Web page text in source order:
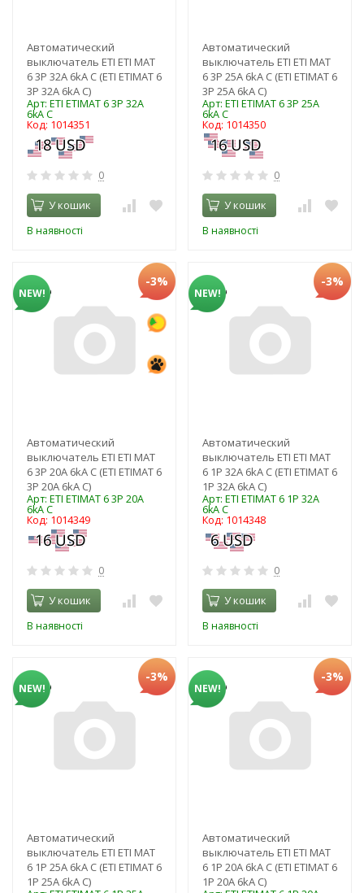
Автоматический
выключатель ETI ЕТІ MAT
6 3Р 32А 6kA C (ЕТІ ETIMAT 6
3Р 32А 6kA C)
Арт: ЕТІ ETIMAT 6 3Р 32А
6kA C
Код: 1014351
0
У кошик
В наявності
Автоматический
выключатель ETI ЕТІ MAT
6 3Р 25А 6kA C (ЕТІ ETIMAT 6
3Р 25А 6kA C)
Арт: ЕТІ ETIMAT 6 3Р 25А
6kA C
Код: 1014350
0
У кошик
В наявності
NEW!
-3%
Автоматический
выключатель ETI ЕТІ MAT
6 3Р 20А 6kA C (ЕТІ ETIMAT 6
3Р 20А 6kA C)
Арт: ЕТІ ETIMAT 6 3Р 20А
6kA C
Код: 1014349
0
У кошик
В наявності
NEW!
-3%
Автоматический
выключатель ETI ЕТІ MAT
6 1Р 32А 6kA C (ЕТІ ETIMAT 6
1Р 32А 6kA C)
Арт: ЕТІ ETIMAT 6 1Р 32А
6kA C
Код: 1014348
0
У кошик
В наявності
NEW!
-3%
Автоматический
выключатель ETI ЕТІ MAT
6 1Р 25А 6kA C (ЕТІ ETIMAT 6
1Р 25А 6kA C)
NEW!
-3%
Автоматический
выключатель ETI ЕТІ MAT
6 1Р 20А 6kA C (ЕТІ ETIMAT 6
1Р 20А 6kA C)